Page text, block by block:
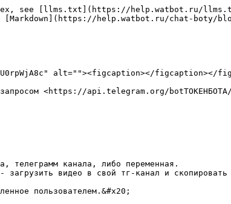
see [llms.txt](https://help.watbot.ru/
[Markdown](https://help.watbot.ru/chat-boty/
alt=""><figcaption></figcaption></
<https://api.telegram.org/
телеграмм канала, либо переменная.
загрузить видео в свой тг-канал и скопировать
пользователем.&#x20;